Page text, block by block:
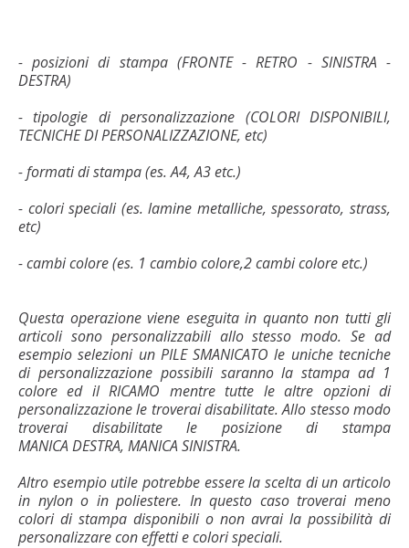
- posizioni di stampa (FRONTE - RETRO - SINISTRA -
DESTRA)
- tipologie di personalizzazione (COLORI DISPONIBILI,
TECNICHE DI PERSONALIZZAZIONE, etc)
- formati di stampa (es. A4, A3 etc.)
- colori speciali (es. lamine metalliche, spessorato, strass,
etc)
- cambi colore (es. 1 cambio colore,2 cambi colore etc.)
Questa operazione viene eseguita in quanto non tutti gli
articoli sono personalizzabili allo stesso modo. Se ad
esempio selezioni un PILE SMANICATO le uniche tecniche
di personalizzazione possibili saranno la stampa ad 1
colore ed il RICAMO mentre tutte le altre opzioni di
personalizzazione le troverai disabilitate. Allo stesso modo
troverai disabilitate le posizione di stampa
MANICA DESTRA, MANICA SINISTRA.
Altro esempio utile potrebbe essere la scelta di un articolo
in nylon o in poliestere. In questo caso troverai meno
colori di stampa disponibili o non avrai la possibilità di
personalizzare con effetti e colori speciali.